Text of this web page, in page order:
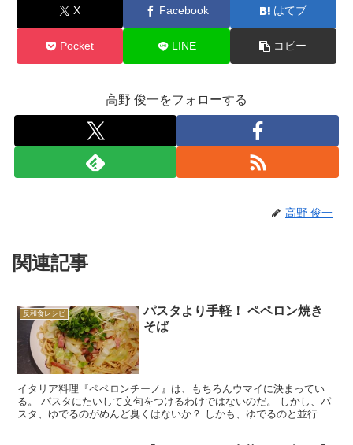
X Facebook はてブ
Pocket LINE コピー
高野 俊一をフォローする
高野 俊一
関連記事
反和食レシピ
パスタより手軽！ ペペロン焼き
そば
イタリア料理『ペペロンチーノ』は、もちろんウマイに決まってい
る。 パスタにたいして文句をつけるわけではないのだ。 しかし、パ
スタ、ゆでるのがめんど臭くはないか？ しかも、ゆでるのと並行し